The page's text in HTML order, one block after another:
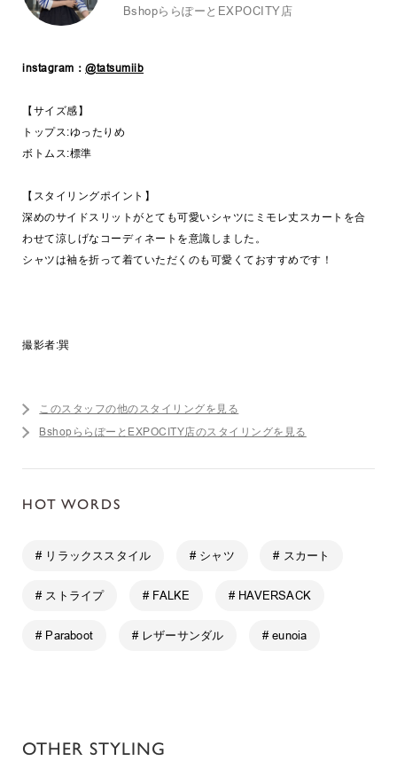
BshopららぽーとEXPOCITY店
instagram： @tatsumiib
【サイズ感】
トップス:ゆったりめ
ボトムス:標準
【スタイリングポイント】
深めのサイドスリットがとても可愛いシャツにミモレ丈スカートを合
わせて涼しげなコーディネートを意識しました。
シャツは袖を折って着ていただくのも可愛くておすすめです！
撮影者:巽
このスタッフの他のスタイリングを見る
BshopららぽーとEXPOCITY店のスタイリングを見る
HOT WORDS
# リラックススタイル # シャツ # スカート
# ストライプ # FALKE # HAVERSACK
# Paraboot # レザーサンダル # eunoia
OTHER STYLING